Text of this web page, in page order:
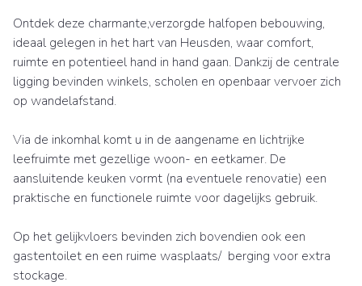
Ontdek deze charmante,verzorgde halfopen bebouwing,
ideaal gelegen in het hart van Heusden, waar comfort,
ruimte en potentieel hand in hand gaan. Dankzij de centrale
ligging bevinden winkels, scholen en openbaar vervoer zich
op wandelafstand.
Via de inkomhal komt u in de aangename en lichtrijke
leefruimte met gezellige woon- en eetkamer. De
aansluitende keuken vormt (na eventuele renovatie) een
praktische en functionele ruimte voor dagelijks gebruik.
Op het gelijkvloers bevinden zich bovendien ook een
gastentoilet en een ruime wasplaats/ berging voor extra
stockage.